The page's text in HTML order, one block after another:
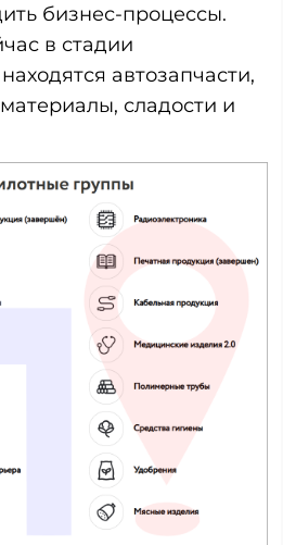
бизнес-процессы.
в стадии
автозапчасти,
сладости и